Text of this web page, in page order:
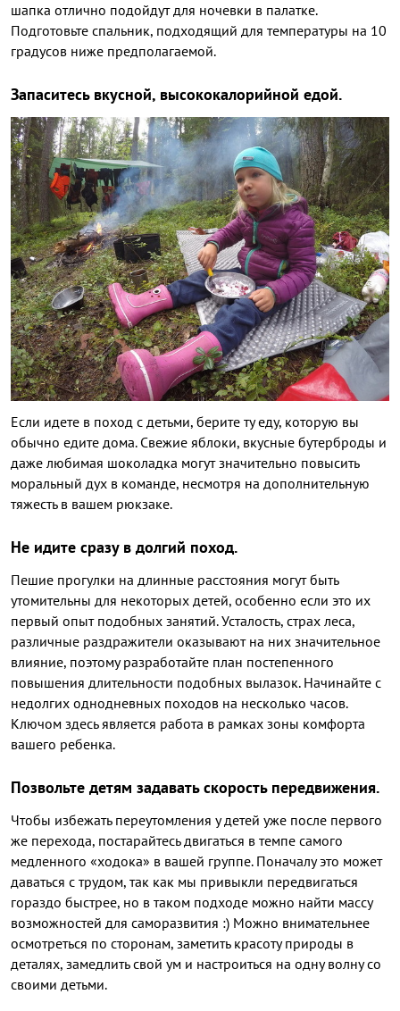
шапка отлично подойдут для ночевки в палатке.
Подготовьте спальник, подходящий для температуры на 10
градусов ниже предполагаемой.
Запаситесь вкусной, высококалорийной едой.
Если идете в поход с детьми, берите ту еду, которую вы
обычно едите дома. Свежие яблоки, вкусные бутерброды и
даже любимая шоколадка могут значительно повысить
моральный дух в команде, несмотря на дополнительную
тяжесть в вашем рюкзаке.
Не идите сразу в долгий поход.
Пешие прогулки на длинные расстояния могут быть
утомительны для некоторых детей, особенно если это их
первый опыт подобных занятий. Усталость, страх леса,
различные раздражители оказывают на них значительное
влияние, поэтому разработайте план постепенного
повышения длительности подобных вылазок. Начинайте с
недолгих однодневных походов на несколько часов.
Ключом здесь является работа в рамках зоны комфорта
вашего ребенка.
Позвольте детям задавать скорость передвижения.
Чтобы избежать переутомления у детей уже после первого
же перехода, постарайтесь двигаться в темпе самого
медленного «ходока» в вашей группе. Поначалу это может
даваться с трудом, так как мы привыкли передвигаться
гораздо быстрее, но в таком подходе можно найти массу
возможностей для саморазвития :) Можно внимательнее
осмотреться по сторонам, заметить красоту природы в
деталях, замедлить свой ум и настроиться на одну волну со
своими детьми.